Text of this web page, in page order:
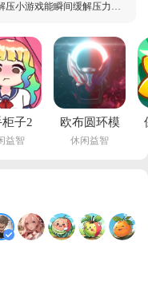
压小游戏能瞬间缓解压力、
心。更棒的是，部分游戏还
快乐
子2
机版
版
益智
欧布圆环模
拟器最新版
休闲益智